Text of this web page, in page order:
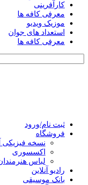
کارآفرینی
معرفی کافه ها
موزیک ویدیو
استعداد های جوان
معرفی کافه ها
ثبت نام/ورود
فروشگاه
نسخه فیزیکی
اکسسوری
لباس
رادیو آنلاین
بانک موسیقی